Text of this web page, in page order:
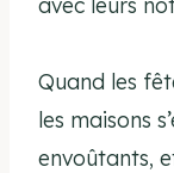
Quand les
les maisons
envoûtants,